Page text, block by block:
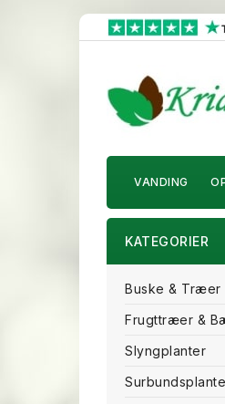
VANDING
KATEGORIER
Buske & Træer
Frugttræer &
Slyngplanter